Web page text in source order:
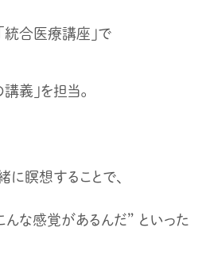
統合医療講座」で
講義」を担当。
に瞑想することで、
んな感覚があるんだ” といった